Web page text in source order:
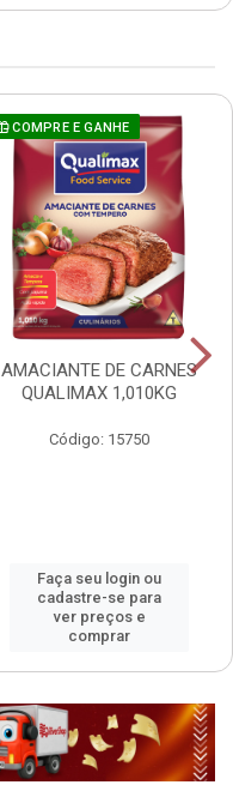
COMPRE E GANHE
AMACIANTE DE CARNES
QUALIMAX 1,010KG
Código: 15750
Faça seu login ou
cadastre-se para
ver preços e
comprar